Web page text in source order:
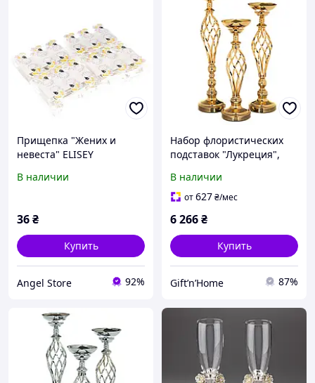
Прищепка "Жених и
невеста" ELISEY
В наличии
36₴
Купить
Angel Store 92%
Набор флористических
подставок "Лукреция",
В наличии
от627₴/мес
6 266₴
Купить
Gift’n’Home 87%